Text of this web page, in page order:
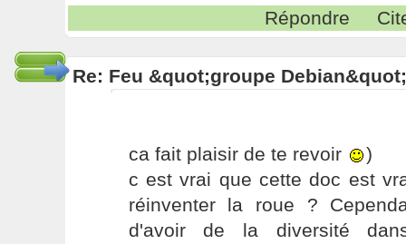
Répondre
Re: Feu &quot;groupe Debian&quot;
ca fait plaisir de te revoir
)
c est vrai que cette doc est
réinventer la roue ?
d'avoir de la diversité